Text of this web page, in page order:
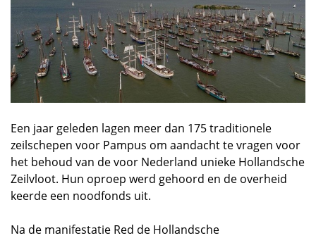
Een jaar geleden lagen meer dan 175 traditionele
zeilschepen voor Pampus om aandacht te vragen voor
het behoud van de voor Nederland unieke Hollandsche
Zeilvloot. Hun oproep werd gehoord en de overheid
keerde een noodfonds uit.
Na de manifestatie Red de Hollandsche